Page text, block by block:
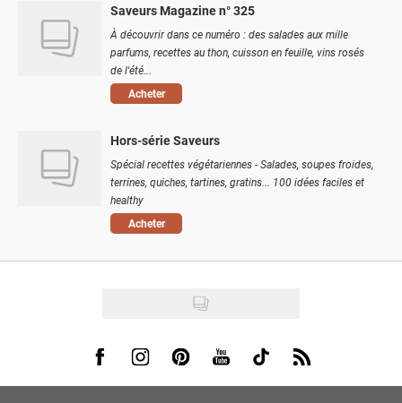
Saveurs Magazine n° 325
À découvrir dans ce numéro : des salades aux mille
parfums, recettes au thon, cuisson en feuille, vins rosés
de l'été...
Acheter
Hors-série Saveurs
Spécial recettes végétariennes - Salades, soupes froides,
terrines, quiches, tartines, gratins... 100 idées faciles et
healthy
Acheter
Visit us on Facebook
Visit us on Instagram
Visit us on Pinterest
Visit us on Youtube
Visit us on Tiktok
Visit us on Rss